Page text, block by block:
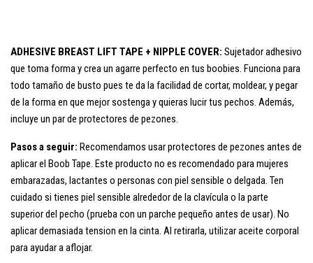
ADHESIVE BREAST LIFT TAPE + NIPPLE COVER: Sujetador adhesivo
que toma forma y crea un agarre perfecto en tus boobies. Funciona para
todo tamaño de busto pues te da la facilidad de cortar, moldear, y pegar
de la forma en que mejor sostenga y quieras lucir tus pechos. Además,
incluye un par de protectores de pezones.
Pasos a seguir: Recomendamos usar protectores de pezones antes de
aplicar el Boob Tape. Este producto no es recomendado para mujeres
embarazadas, lactantes o personas con piel sensible o delgada. Ten
cuidado si tienes piel sensible alrededor de la clavícula o la parte
superior del pecho (prueba con un parche pequeño antes de usar). No
aplicar demasiada tension en la cinta. Al retirarla, utilizar aceite corporal
para ayudar a aflojar.